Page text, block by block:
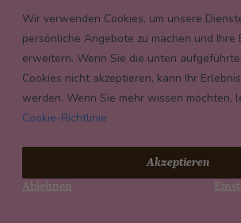
Payment conditions
Wir verwenden Cookies, um unsere
persönliche Angebote zu machen und Ihre
erweitern. Wenn Sie die unten
Cookies nicht akzeptieren, kann Ihr
werden. Wenn Sie mehr wissen möchten,
Cookie-Richtlinie
Akzeptieren
Ablehnen
© 2026 Confiserie Bachmann,
Impressum